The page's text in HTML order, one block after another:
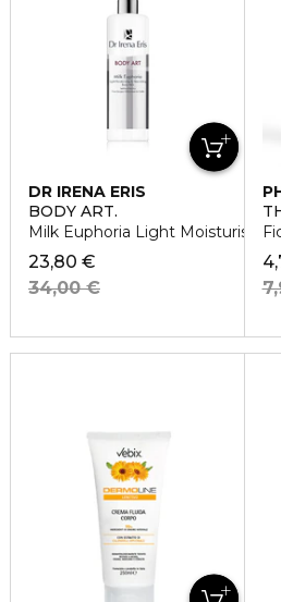
DR IRENA ERIS
BODY ART.
Milk Euphoria Light
23,80 €
34,00 €